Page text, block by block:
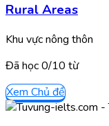
Rural Areas
Khu vực nông thôn
Đã học0/10 từ
Xem Chủ đề